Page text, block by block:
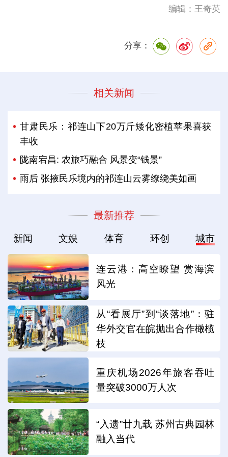
编辑：王奇英
分享：
相关新闻
甘肃民乐：祁连山下20万斤矮化密植苹果喜获
丰收
陇南宕昌: 农旅巧融合 风景变“钱景”
雨后 张掖民乐境内的祁连山云雾缭绕美如画
最新推荐
新闻 文娱 体育 环创 城市
连云港：高空瞭望 赏海滨
风光
从“看展厅”到“谈落地”：驻
华外交官在皖抛出合作橄榄
枝
重庆机场2026年旅客吞吐
量突破3000万人次
“入遗”廿九载 苏州古典园林
融入当代